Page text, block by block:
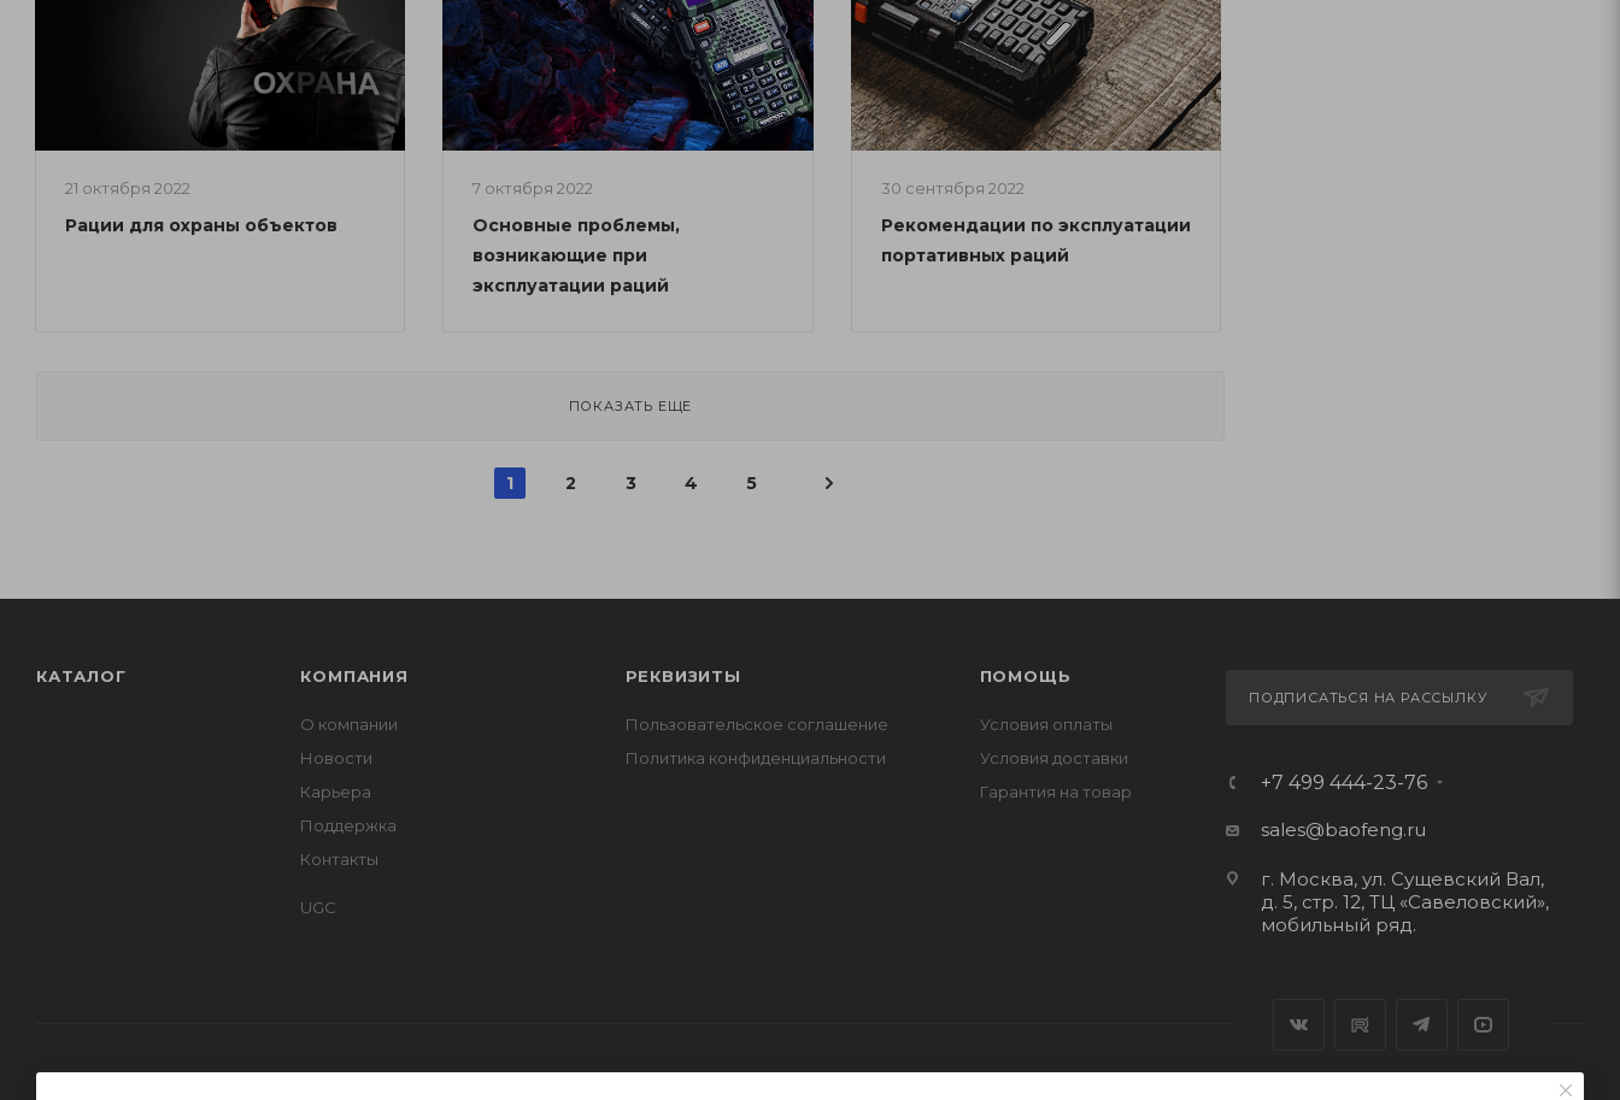
21 октября 2022
Рации для охраны объектов
7 октября 2022
Основные проблемы,
возникающие при
эксплуатации раций
30 сентября 2022
Рекомендации по эксплуатации
портативных раций
ПОКАЗАТЬ ЕЩЕ
1 2 3 4 5
КАТАЛОГ КОМПАНИЯ
О компании
Новости
Карьера
Поддержка
Контакты
UGC
РЕКВИЗИТЫ
Пользовательское соглашение
Политика конфиденциальности
ПОМОЩЬ
Условия оплаты
Условия доставки
Гарантия на товар
ПОДПИСАТЬСЯ НА РАССЫЛКУ
+7 499 444-23-76
sales@baofeng.ru
г. Москва, ул. Сущевский Вал,
д. 5, стр. 12, ТЦ «Савеловский»,
мобильный ряд.